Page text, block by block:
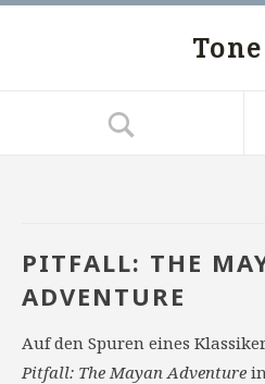
PITFALL: THE
ADVENTURE
Auf den Spuren eines
Pitfall: The Mayan Adventure